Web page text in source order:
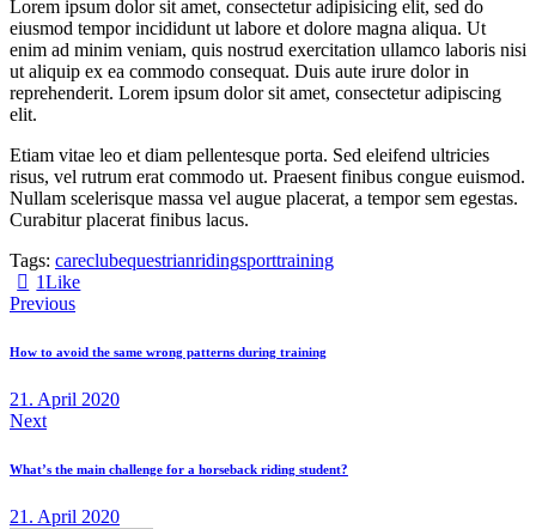
Lorem ipsum dolor sit amet, consectetur adipisicing elit, sed do
eiusmod tempor incididunt ut labore et dolore magna aliqua. Ut
enim ad minim veniam, quis nostrud exercitation ullamco laboris nisi
ut aliquip ex ea commodo consequat. Duis aute irure dolor in
reprehenderit. Lorem ipsum dolor sit amet, consectetur adipiscing
elit.
Etiam vitae leo et diam pellentesque porta. Sed eleifend ultricies
risus, vel rutrum erat commodo ut. Praesent finibus congue euismod.
Nullam scelerisque massa vel augue placerat, a tempor sem egestas.
Curabitur placerat finibus lacus.
Tags: careclubequestrianridingsporttraining
1Like
Beitragsnavigation
Previous
How to avoid the same wrong patterns during training
21. April 2020
Next
What’s the main challenge for a horseback riding student?
21. April 2020